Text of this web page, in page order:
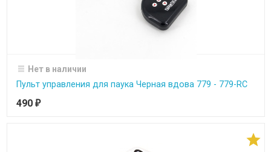
Нет в наличии
Пульт управления для паука Черная вдова 779 - 779-RC
490 ₽
